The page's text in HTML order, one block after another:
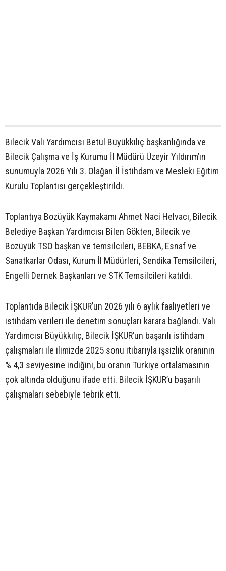
Bilecik Vali Yardımcısı Betül Büyükkılıç başkanlığında ve
Bilecik Çalışma ve İş Kurumu İl Müdürü Üzeyir Yıldırım’ın
sunumuyla 2026 Yılı 3. Olağan İl İstihdam ve Mesleki Eğitim
Kurulu Toplantısı gerçekleştirildi.
Toplantıya Bozüyük Kaymakamı Ahmet Naci Helvacı, Bilecik
Belediye Başkan Yardımcısı Bilen Gökten, Bilecik ve
Bozüyük TSO başkan ve temsilcileri, BEBKA, Esnaf ve
Sanatkarlar Odası, Kurum İl Müdürleri, Sendika Temsilcileri,
Engelli Dernek Başkanları ve STK Temsilcileri katıldı.
Toplantıda Bilecik İŞKUR’un 2026 yılı 6 aylık faaliyetleri ve
istihdam verileri ile denetim sonuçları karara bağlandı. Vali
Yardımcısı Büyükkılıç, Bilecik İŞKUR’un başarılı istihdam
çalışmaları ile ilimizde 2025 sonu itibarıyla işsizlik oranının
% 4,3 seviyesine indiğini, bu oranın Türkiye ortalamasının
çok altında olduğunu ifade etti. Bilecik İŞKUR’u başarılı
çalışmaları sebebiyle tebrik etti.